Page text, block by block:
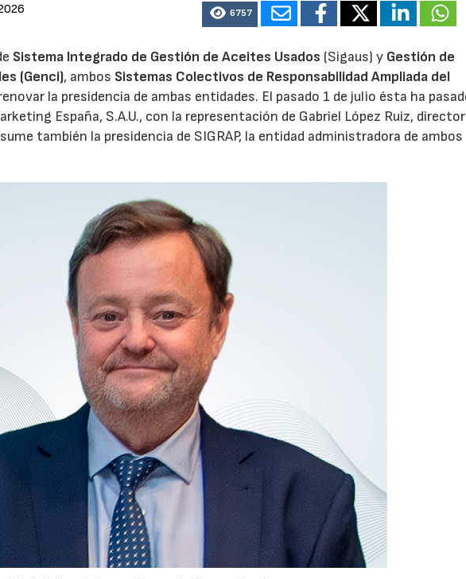
6757
Sistema Integrado de Gestión de Aceites Usados (Sigaus) y Gestión de
(Genci), ambos Sistemas Colectivos de Responsabilidad Ampliada del
la presidencia de ambas entidades. El pasado 1 de julio ésta ha
España, S.A.U., con la representación de Gabriel López Ruiz, director
también la presidencia de SIGRAP, la entidad administradora de ambos